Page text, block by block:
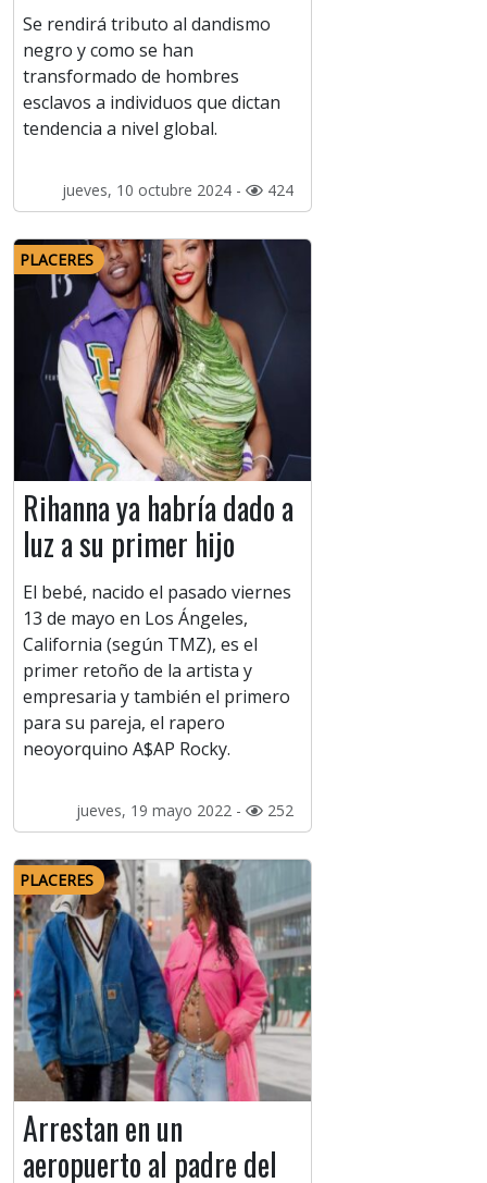
Se rendirá tributo al dandismo
negro y como se han
transformado de hombres
esclavos a individuos que dictan
tendencia a nivel global.
jueves, 10 octubre 2024 - 424
PLACERES
Rihanna ya habría dado a
luz a su primer hijo
El bebé, nacido el pasado viernes
13 de mayo en Los Ángeles,
California (según TMZ), es el
primer retoño de la artista y
empresaria y también el primero
para su pareja, el rapero
neoyorquino A$AP Rocky.
jueves, 19 mayo 2022 - 252
PLACERES
Arrestan en un
aeropuerto al padre del